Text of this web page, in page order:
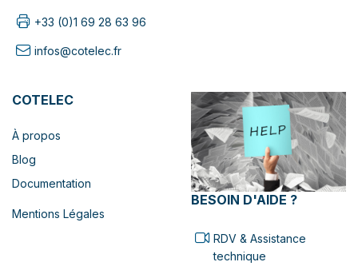
+33 (0)1 69 28 63 96
infos@cotelec.fr
COTELEC
À propos
Blog
Documentation
Mentions Légales
BESOIN D'AIDE ?
RDV & Assistance
technique